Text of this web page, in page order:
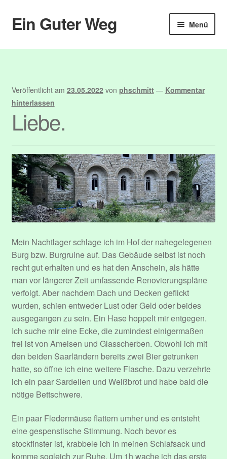
Zur
Navigation
Zum
Inhalt
Ein Guter Weg Menü
Start
Anmelden
Benutzer
Blog
Booking
Booking Details
Datenschutzerklärung
Event Organizers
Event Types
Events
Impressum
Konto
Login
Mitglieder
Passwort zurücksetzen
Veröffentlicht am 23.05.2022 von phschmitt — Kommentar
hinterlassen
Liebe.
Mein Nachtlager schlage ich im Hof der nahegelegenen
Burg bzw. Burgruine auf. Das Gebäude selbst ist noch
recht gut erhalten und es hat den Anschein, als hätte
man vor längerer Zeit umfassende Renovierungspläne
verfolgt. Aber nachdem Dach und Decken geflickt
wurden, schien entweder Lust oder Geld oder beides
ausgegangen zu sein. Ein Hase hoppelt mir entgegen.
Ich suche mir eine Ecke, die zumindest einigermaßen
frei ist von Ameisen und Glasscherben. Obwohl ich mit
den beiden Saarländern bereits zwei Bier getrunken
hatte, so öffne ich eine weitere Flasche. Dazu verzehrte
ich ein paar Sardellen und Weißbrot und habe bald die
nötige Bettschwere.
Ein paar Fledermäuse flattern umher und es entsteht
eine gespenstische Stimmung. Noch bevor es
stockfinster ist, krabbele ich in meinen Schlafsack und
komme sogleich zur Ruhe. Um 1h wache ich das erste